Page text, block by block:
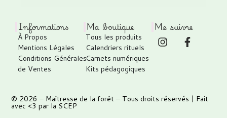
Informations
À Propos
Mentions Légales
Conditions Générales
de Ventes
Ma boutique
Tous les produits
Calendriers rituels
Carnets numériques
Kits pédagogiques
Me suivre
© 2026 – Maîtresse de la forêt – Tous droits réservés | Fait
avec <3 par la SCEP